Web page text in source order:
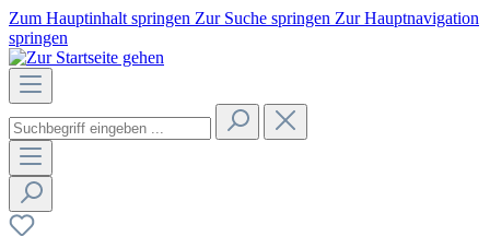
Zum Hauptinhalt springen Zur Suche springen Zur Hauptnavigation
springen